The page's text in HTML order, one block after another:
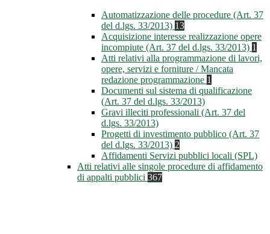
Automatizzazione delle procedure (Art. 37
del d.lgs. 33/2013) 13
Acquisizione interesse realizzazione opere
incompiute (Art. 37 del d.lgs. 33/2013) 1
Atti relativi alla programmazione di lavori,
opere, servizi e forniture / Mancata
redazione programmazione 1
Documenti sul sistema di qualificazione
(Art. 37 del d.lgs. 33/2013)
Gravi illeciti professionali (Art. 37 del
d.lgs. 33/2013)
Progetti di investimento pubblico (Art. 37
del d.lgs. 33/2013) 2
Affidamenti Servizi pubblici locali (SPL)
Atti relativi alle singole procedure di affidamento
di appalti pubblici 367